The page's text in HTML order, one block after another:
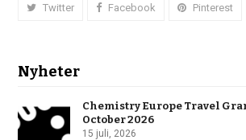
Twitter Facebook Pinterest
Nyheter
Chemistry Europe Travel
October 2026
15 juli, 2026